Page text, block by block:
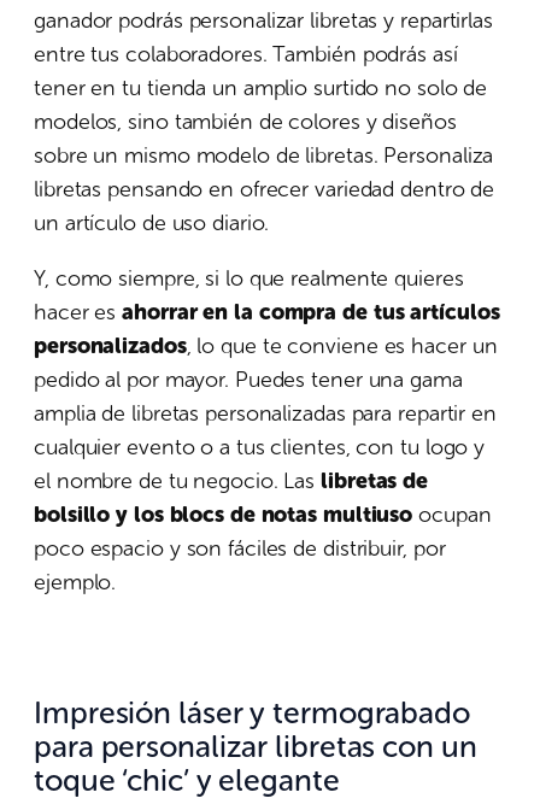
ganador podrás personalizar libretas y repartirlas
entre tus colaboradores. También podrás así
tener en tu tienda un amplio surtido no solo de
modelos, sino también de colores y diseños
sobre un mismo modelo de libretas. Personaliza
libretas pensando en ofrecer variedad dentro de
un artículo de uso diario.
Y, como siempre, si lo que realmente quieres
hacer esahorrar en la compra de tus artículos
personalizados, lo que te conviene es hacer un
pedido al por mayor. Puedes tener una gama
amplia de libretas personalizadas para repartir en
cualquier evento o a tus clientes, con tu logo y
el nombre de tu negocio. Laslibretas de
bolsillo y los blocs de notas multiuso ocupan
poco espacio y son fáciles de distribuir, por
ejemplo.
Impresión láser y termograbado
para personalizar libretas con un
toque ‘chic’ y elegante